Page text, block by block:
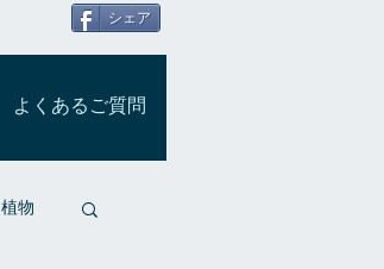
シェア
よくあるご質問
植物